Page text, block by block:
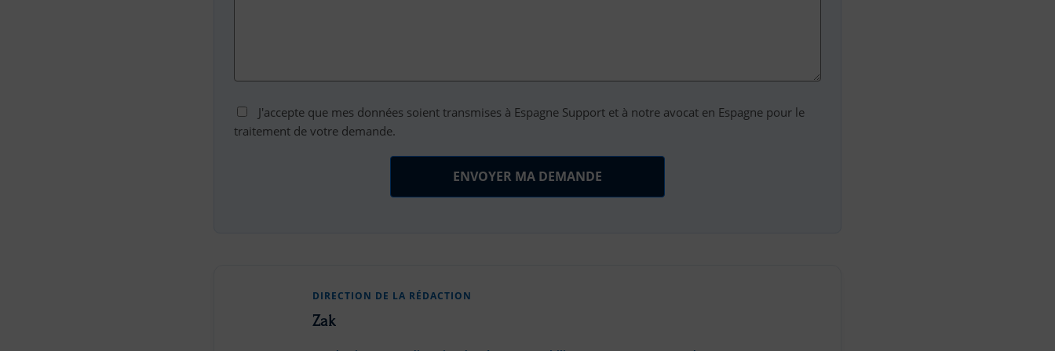
J'accepte que mes données soient transmises à Espagne Support et à notre avocat en Espagne pour le
traitement de votre demande.
DIRECTION DE LA RÉDACTION
Zak